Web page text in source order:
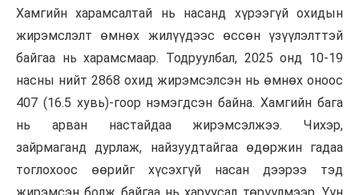
Хамгийн харамсалтай нь насанд хүрээгүй охидын
жирэмслэлт өмнөх жилүүдээс өссөн үзүүлэлттэй
байгаа нь харамсмаар. Тодруулбал, 2025 онд 10-19
насны нийт 2868 охид жирэмсэлсэн нь өмнөх оноос
407 (16.5 хувь)-гоор нэмэгдсэн байна. Хамгийн бага
нь арван настайдаа жирэмсэлжээ. Чихэр,
зайрмаганд дурлаж, найзуудтайгаа өдөржин гадаа
тоглохоос өөрийг хүсэхгүй насан дээрээ тэд